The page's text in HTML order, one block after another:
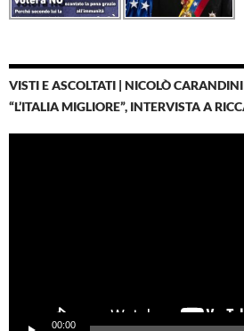
VISTI E ASCOLTATI | NICOLÒ
“L’ITALIA MIGLIORE”, INTERVISTA A
00:00